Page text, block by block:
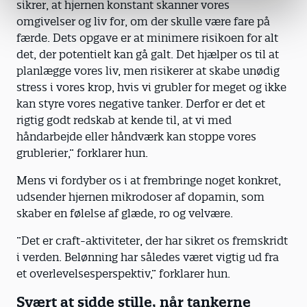
sikrer, at hjernen konstant skanner vores
omgivelser og liv for, om der skulle være fare på
færde. Dets opgave er at minimere risikoen for alt
det, der potentielt kan gå galt. Det hjælper os til at
planlægge vores liv, men risikerer at skabe unødig
stress i vores krop, hvis vi grubler for meget og ikke
kan styre vores negative tanker. Derfor er det et
rigtig godt redskab at kende til, at vi med
håndarbejde eller håndværk kan stoppe vores
grublerier,” forklarer hun.
Mens vi fordyber os i at frembringe noget konkret,
udsender hjernen mikrodoser af dopamin, som
skaber en følelse af glæde, ro og velvære.
”Det er craft-aktiviteter, der har sikret os fremskridt
i verden. Belønning har således været vigtig ud fra
et overlevelsesperspektiv,” forklarer hun.
Svært at sidde stille, når tankerne